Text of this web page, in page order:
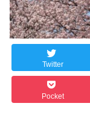
Twitter
Pocket